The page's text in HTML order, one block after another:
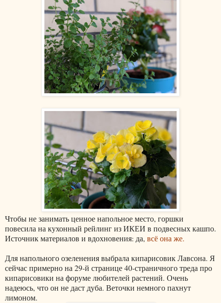
Чтобы не занимать ценное напольное место, горшки
повесила на кухонный рейлинг из ИКЕИ в подвесных кашпо.
Источник материалов и вдохновения: да, всё она же.
Для напольного озеленения выбрала кипарисовик Лавсона. Я
сейчас примерно на 29-й странице 40-страничного треда про
кипарисовики на форуме любителей растений. Очень
надеюсь, что он не даст дуба. Веточки немного пахнут
лимоном.